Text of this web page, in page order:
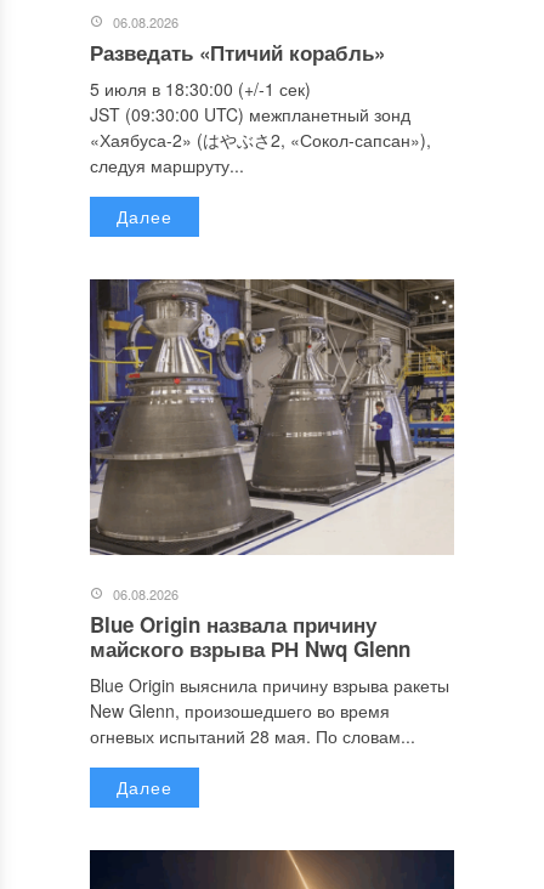
06.08.2026
Разведать «Птичий корабль»
5 июля в 18:30:00 (+/-1 сек)
JST (09:30:00 UTC) межпланетный зонд
«Хаябуса-2» (はやぶさ2, «Сокол-сапсан»),
следуя маршруту...
Далее
06.08.2026
Blue Origin назвала причину
майского взрыва РН Nwq Glenn
Blue Origin выяснила причину взрыва ракеты
New Glenn, произошедшего во время
огневых испытаний 28 мая. По словам...
Далее